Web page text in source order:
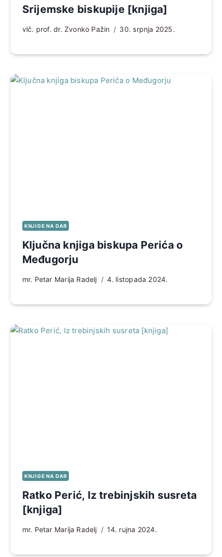
Srijemske biskupije [knjiga]
vlč. prof. dr. Zvonko Pažin 30. srpnja 2025.
KNJIGE NA DAR
Ključna knjiga biskupa Perića o
Međugorju
mr. Petar Marija Radelj 4. listopada 2024.
KNJIGE NA DAR
Ratko Perić, Iz trebinjskih susreta
[knjiga]
mr. Petar Marija Radelj 14. rujna 2024.